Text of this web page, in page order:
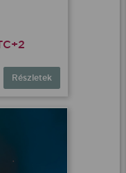
Részletek